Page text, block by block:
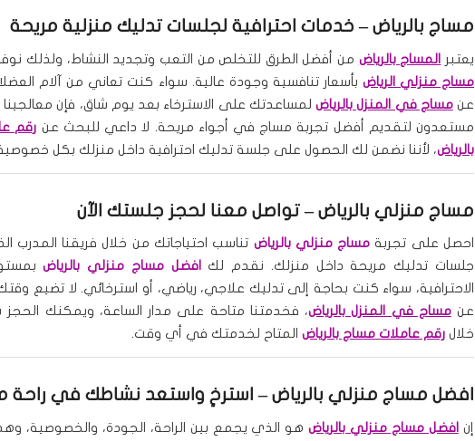
مساج بالرياض– خدمات احترافية لجلسات تدليك منزلية مريحة
يعتبر المساج بالرياض من أفضل الطرق للتخلص من التعب وتجديد النشاط، ولذلك
مساج منزلي الرياض بأسعار تنافسية وجودة عالية. سواء كنت تعاني من آلام
عنمساج في المنزل بالرياضلمساعدتك على الاسترخاء بعد يوم شاق، فإن
مستعدون لتقديم أفضل تجربة مساج في أجواء مريحة. لا داعي للبحث عن رقم
بالرياض، لأننا نضمن لك الحصول على جلسة تدليك احترافية داخل منزلك بكل
مساج منزلي بالرياض– تواصل معنا لحجز جلستك الآن
احصل على تجربة مساج منزلي بالرياض تناسب احتياجاتك من خلال فريقنا المدرب
جلسات تدليك مريحة داخل منزلك. نقدم لك
افضل مساج منزلي بالرياض
الاحترافية، سواء كنت بحاجة إلى تدليك علاجي، رياضي، أو استرخائي. لا تضيع
عنمساج في المنزل بالرياض، فخدمتنا متاحة على مدار الساعة، ويمكنك
خلال رقم عاملات مساج بالرياضالمتاح لخدمتك في أي وقت.
افضل مساج منزلي بالرياض – استرخِ واستعد نشاطك في راحة
إن افضل مساج منزلي بالرياضهو الذي يجمع بين الراحة، الجودة، والخصوصية،